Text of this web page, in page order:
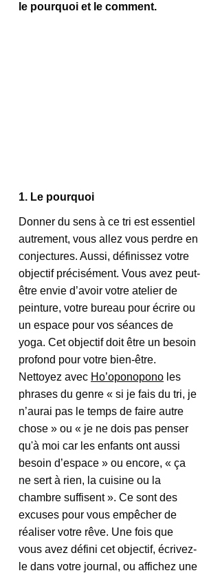
le pourquoi et le comment.
1. Le pourquoi
Donner du sens à ce tri est essentiel
autrement, vous allez vous perdre en
conjectures. Aussi, définissez votre
objectif précisément. Vous avez peut-
être envie d’avoir votre atelier de
peinture, votre bureau pour écrire ou
un espace pour vos séances de
yoga. Cet objectif doit être un besoin
profond pour votre bien-être.
Nettoyez avec Ho’oponopono les
phrases du genre « si je fais du tri, je
n’aurai pas le temps de faire autre
chose » ou « je ne dois pas penser
qu'à moi car les enfants ont aussi
besoin d’espace » ou encore, « ça
ne sert à rien, la cuisine ou la
chambre suffisent ». Ce sont des
excuses pour vous empêcher de
réaliser votre rêve. Une fois que
vous avez défini cet objectif, écrivez-
le dans votre journal, ou affichez une